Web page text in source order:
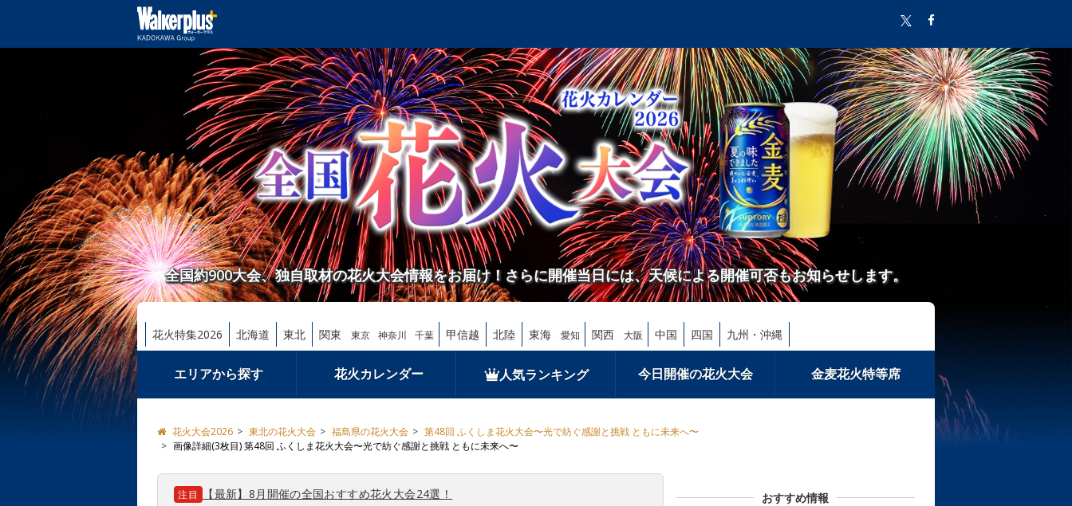
全国約900大会、独自取材の花火大会情報をお届け！さらに開催当日には、天候による開催可否もお知らせします。
花火特集2026 北海道 東北 関東 東京 神奈川 千葉 甲信越 北陸 東海 愛知 関西 大阪 中国 四国 九州・沖縄
エリアから探す 花火カレンダー 人気ランキング 今日開催の花火大会 金麦花火特等席
花火大会2026 東北の花火大会 福島県の花火大会
第48回 ふくしま花火大会〜光で紡ぐ感謝と挑戦 ともに未来へ〜
画像詳細(3枚目) 第48回 ふくしま花火大会〜光で紡ぐ感謝と挑戦 ともに未来へ〜
注目 【最新】8月開催の全国おすすめ花火大会24選！ おすすめ情報